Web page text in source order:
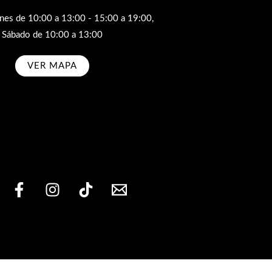
de 10:00 a 13:00 - 15:00 a 19:00,
Sábado de 10:00 a 13:00
VER MAPA